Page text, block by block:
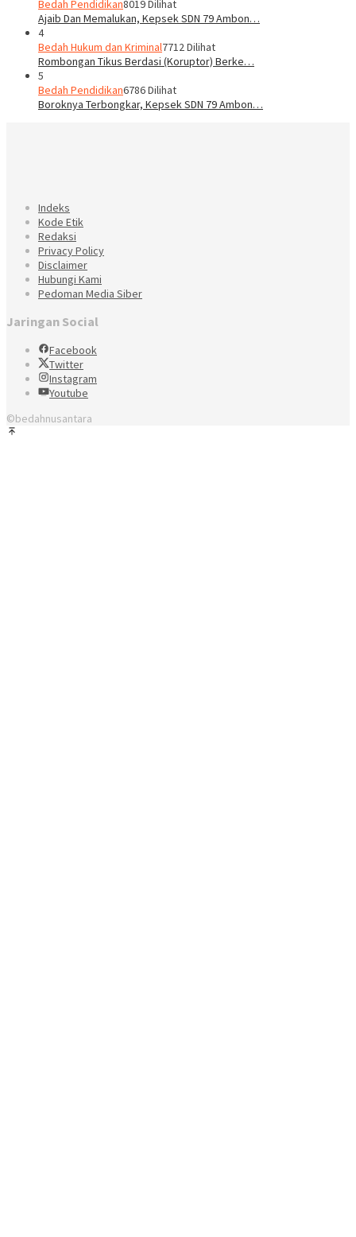
Bedah Pendidikan8019 Dilihat
Ajaib Dan Memalukan, Kepsek SDN 79 Ambon…
4
Bedah Hukum dan Kriminal7712 Dilihat
Rombongan Tikus Berdasi (Koruptor) Berke…
5
Bedah Pendidikan6786 Dilihat
Boroknya Terbongkar, Kepsek SDN 79 Ambon…
Indeks
Kode Etik
Redaksi
Privacy Policy
Disclaimer
Hubungi Kami
Pedoman Media Siber
Jaringan Social
Facebook
Twitter
Instagram
Youtube
©bedahnusantara